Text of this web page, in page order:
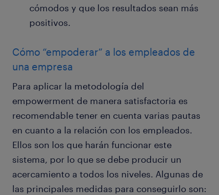
cómodos y que los resultados sean más
positivos.
Cómo “empoderar” a los empleados de
una empresa
Para aplicar la metodología del
empowerment de manera satisfactoria es
recomendable tener en cuenta varias pautas
en cuanto a la relación con los empleados.
Ellos son los que harán funcionar este
sistema, por lo que se debe producir un
acercamiento a todos los niveles. Algunas de
las principales medidas para conseguirlo son: